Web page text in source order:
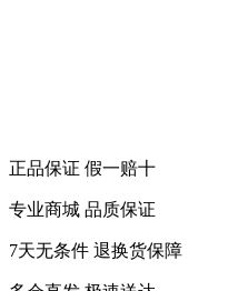
正品保证 假一赔十
专业商城 品质保证
7天无条件 退换货保障